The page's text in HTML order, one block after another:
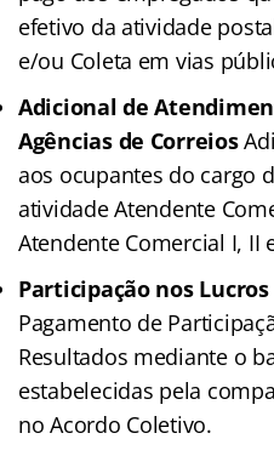
efetivo da atividade
e/ou Coleta em vias
Adicional de
Agências de Correios
aos ocupantes do cargo
atividade Atendente
Atendente Comercial I, II
Participação nos
Pagamento de
Resultados mediante o
estabelecidas pela
no Acordo Coletivo.